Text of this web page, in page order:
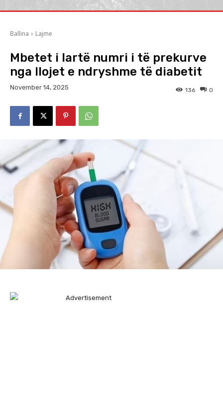
Ballina Lajme
Mbetet i lartë numri i të prekurve
nga llojet e ndryshme të diabetit
November 14, 2025 0
136